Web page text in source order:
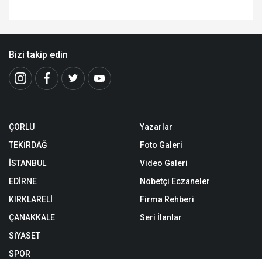
Bizi takip edin
ÇORLU
TEKİRDAĞ
İSTANBUL
EDİRNE
KIRKLARELİ
ÇANAKKALE
SİYASET
SPOR
Yazarlar
Foto Galeri
Video Galeri
Nöbetçi Eczaneler
Firma Rehberi
Seri İlanlar